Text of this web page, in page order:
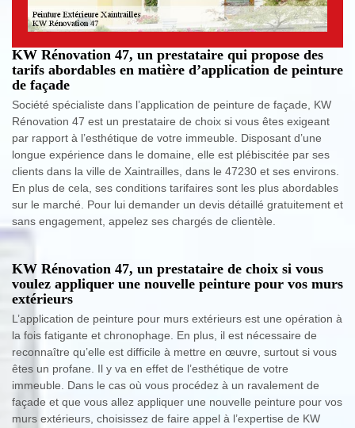
KW Rénovation 47, un prestataire qui propose des
tarifs abordables en matière d’application de peinture
de façade
Société spécialiste dans l’application de peinture de façade, KW
Rénovation 47 est un prestataire de choix si vous êtes exigeant
par rapport à l’esthétique de votre immeuble. Disposant d’une
longue expérience dans le domaine, elle est plébiscitée par ses
clients dans la ville de Xaintrailles, dans le 47230 et ses environs.
En plus de cela, ses conditions tarifaires sont les plus abordables
sur le marché. Pour lui demander un devis détaillé gratuitement et
sans engagement, appelez ses chargés de clientèle.
KW Rénovation 47, un prestataire de choix si vous
voulez appliquer une nouvelle peinture pour vos murs
extérieurs
L’application de peinture pour murs extérieurs est une opération à
la fois fatigante et chronophage. En plus, il est nécessaire de
reconnaître qu’elle est difficile à mettre en œuvre, surtout si vous
êtes un profane. Il y va en effet de l’esthétique de votre
immeuble. Dans le cas où vous procédez à un ravalement de
façade et que vous allez appliquer une nouvelle peinture pour vos
murs extérieurs, choisissez de faire appel à l’expertise de KW